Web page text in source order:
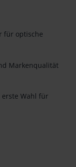
für optische
Markenqualität
Wahl für